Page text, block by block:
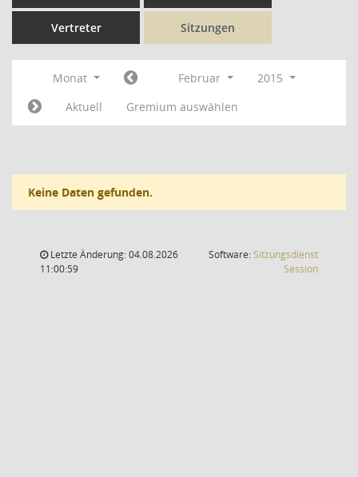
Vertreter Sitzungen
Monat Februar
2015
Aktuell
Gremium auswählen
Keine Daten gefunden.
Letzte Änderung: 04.08.2026
11:00:59
Software:Sitzungsdienst
Session(Wird in